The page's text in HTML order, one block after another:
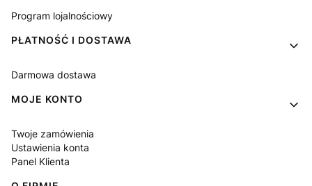
Program lojalnościowy
PŁATNOŚĆ I DOSTAWA
Darmowa dostawa
MOJE KONTO
Twoje zamówienia
Ustawienia konta
Panel Klienta